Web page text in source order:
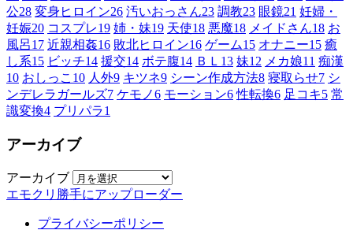
公28 変身ヒロイン26 汚いおっさん23 調教23 眼鏡21 妊婦・
妊娠20 コスプレ19 姉・妹19 天使18 悪魔18 メイドさん18 お
風呂17 近親相姦16 敗北ヒロイン16 ゲーム15 オナニー15 癒
し系15 ビッチ14 援交14 ボテ腹14 ＢＬ 13 妹12 メカ娘11 痴漢
10 おしっこ 10 人外9 キツネ9 シーン作成方法8 寝取らせ7 シ
ンデレラガールズ7 ケモノ6 モーション6 性転換6 足コキ5 常
識変換4 プリパラ1
アーカイブ
アーカイブ
エモクリ勝手にアップローダー
プライバシーポリシー